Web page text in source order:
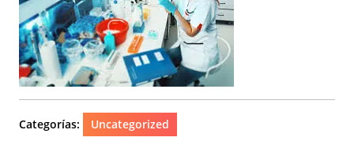
Categorías: Uncategorized